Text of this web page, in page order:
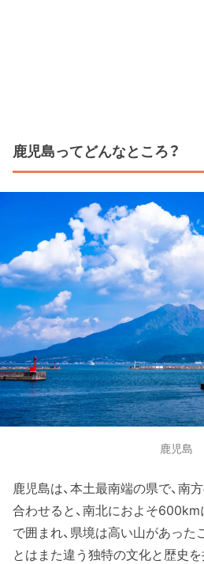
鹿児島ってどんなところ？
鹿児島
鹿児島は、本土最南端の県で、南
合わせると、南北におよそ
で囲まれ、県境は高い山があった
とはまた違う独特の文化と歴史を